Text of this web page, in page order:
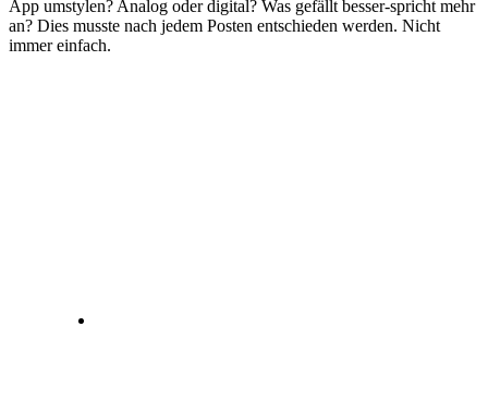
App umstylen? Analog oder digital? Was gefällt besser-spricht mehr
an? Dies musste nach jedem Posten entschieden werden. Nicht
immer einfach.